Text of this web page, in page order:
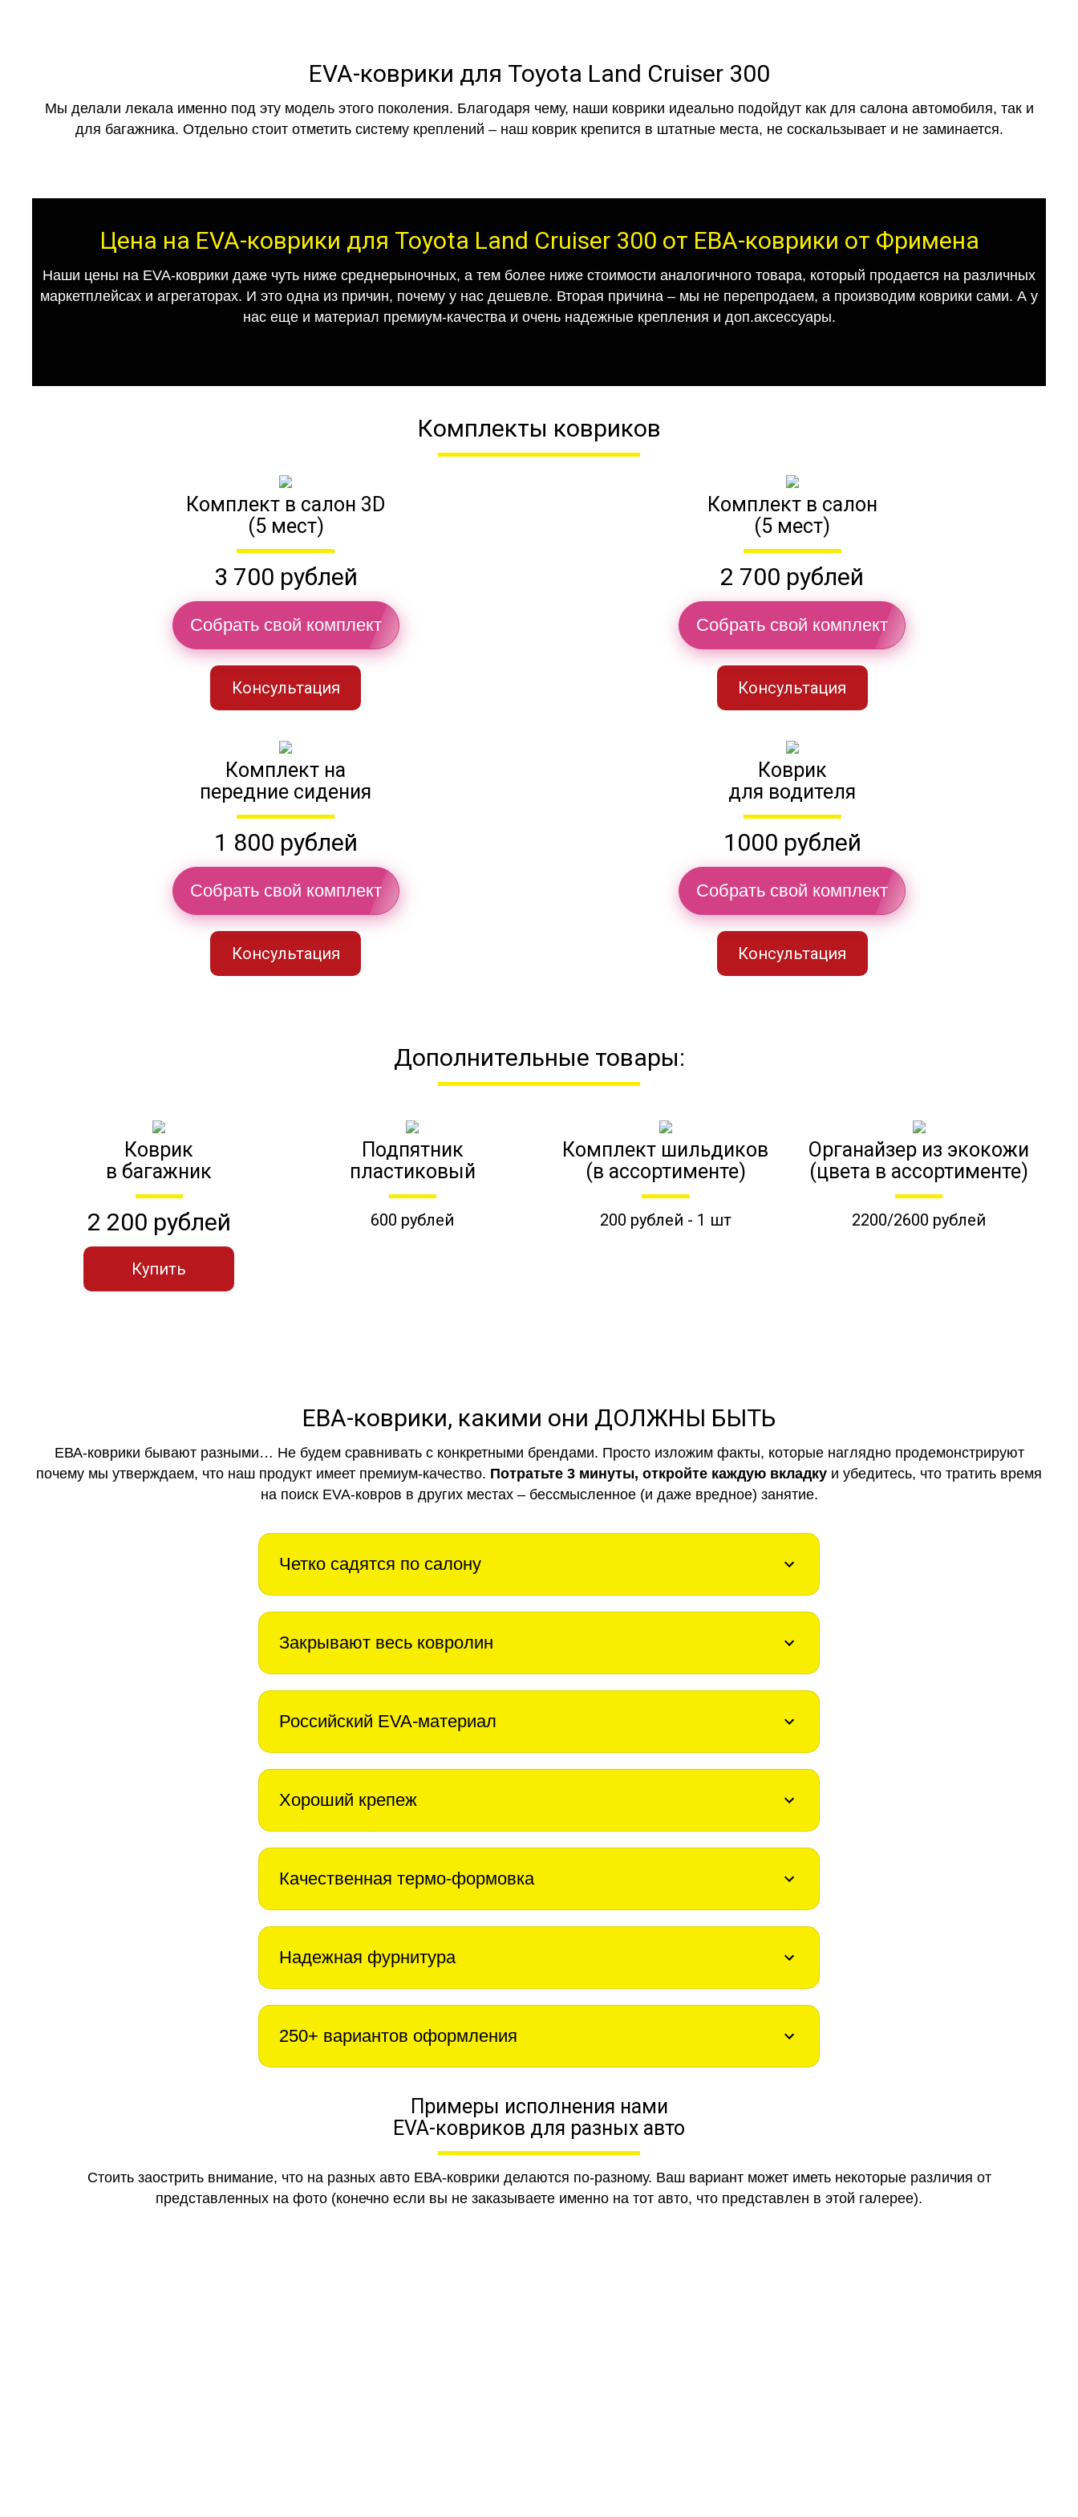
EVA-коврики для Toyota Land Cruiser 300
Мы делали лекала именно под эту модель этого поколения. Благодаря чему, наши коврики идеально подойдут как для салона автомобиля, так и
для багажника. Отдельно стоит отметить систему креплений – наш коврик крепится в штатные места, не соскальзывает и не заминается.
Цена на EVA-коврики для Toyota Land Cruiser 300 от ЕВА-коврики от Фримена
Наши цены на EVA-коврики даже чуть ниже среднерыночных, а тем более ниже стоимости аналогичного товара, который продается на различных
маркетплейсах и агрегаторах. И это одна из причин, почему у нас дешевле. Вторая причина – мы не перепродаем, а производим коврики сами. А у
нас еще и материал премиум-качества и очень надежные крепления и доп.аксессуары.
Комплекты ковриков
Комплект в салон 3D
(5 мест)
3 700 рублей
Собрать свой комплект
Консультация
Комплект в салон
(5 мест)
2 700 рублей
Собрать свой комплект
Консультация
Комплект на
передние сидения
1 800 рублей
Собрать свой комплект
Консультация
Коврик
для водителя
1000 рублей
Собрать свой комплект
Консультация
Дополнительные товары:
Коврик
в багажник
2 200 рублей
Купить
Подпятник
пластиковый
600 рублей
Комплект шильдиков
(в ассортименте)
200 рублей - 1 шт
Органайзер из экокожи
(цвета в ассортименте)
2200/2600 рублей
ЕВА-коврики, какими они ДОЛЖНЫ БЫТЬ
ЕВА-коврики бывают разными… Не будем сравнивать с конкретными брендами. Просто изложим факты, которые наглядно продемонстрируют
почему мы утверждаем, что наш продукт имеет премиум-качество. Потратьте 3 минуты, откройте каждую вкладку и убедитесь, что тратить время
на поиск EVA-ковров в других местах – бессмысленное (и даже вредное) занятие.
Четко садятся по салону
Закрывают весь ковролин
Российский EVA-материал
Хороший крепеж
Качественная термо-формовка
Надежная фурнитура
250+ вариантов оформления
Примеры исполнения нами
EVA-ковриков для разных авто
Стоить заострить внимание, что на разных авто ЕВА-коврики делаются по-разному. Ваш вариант может иметь некоторые различия от
представленных на фото (конечно если вы не заказываете именно на тот авто, что представлен в этой галерее).